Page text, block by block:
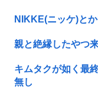
NIKKE(ニッケ)と
親と絶縁したやつ
キムタクが如く最
無し